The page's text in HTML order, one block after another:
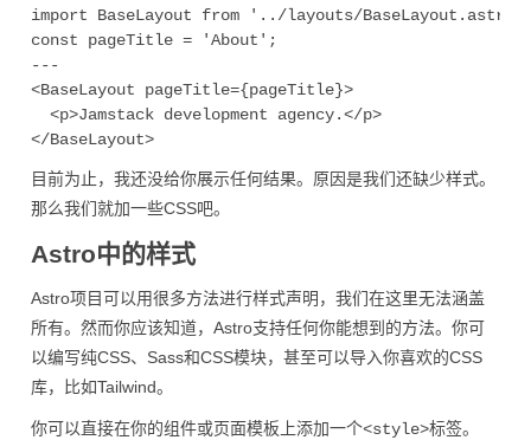
import BaseLayout from '../layouts/
const pageTitle = 'About';
---
<BaseLayout pageTitle={pageTitle}>
  <p>Jamstack development agency.</p>
目前为止，我还没给你展示任何结果。原因是我们还缺少样式。
那么我们就加一些CSS吧。
Astro中的样式
Astro项目可以用很多方法进行样式声明，我们在这里无法涵盖
所有。然而你应该知道，Astro支持任何你能想到的方法。你可
以编写纯CSS、Sass和CSS模块，甚至可以导入你喜欢的CSS
库，比如Tailwind。
你可以直接在你的组件或页面模板上添加一个<style>标签。